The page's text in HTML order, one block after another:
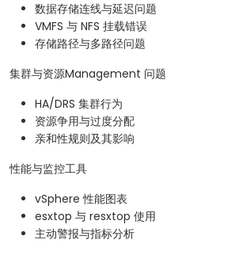
数据存储连线与延迟问题
VMFS 与 NFS 挂载错误
存储路径与多路径问题
集群与资源Management 问题
HA/DRS 集群行为
资源争用与过度分配
亲和性规则及其影响
性能与监控工具
vSphere 性能图表
esxtop 与 resxtop 使用
主动警报与指标分析